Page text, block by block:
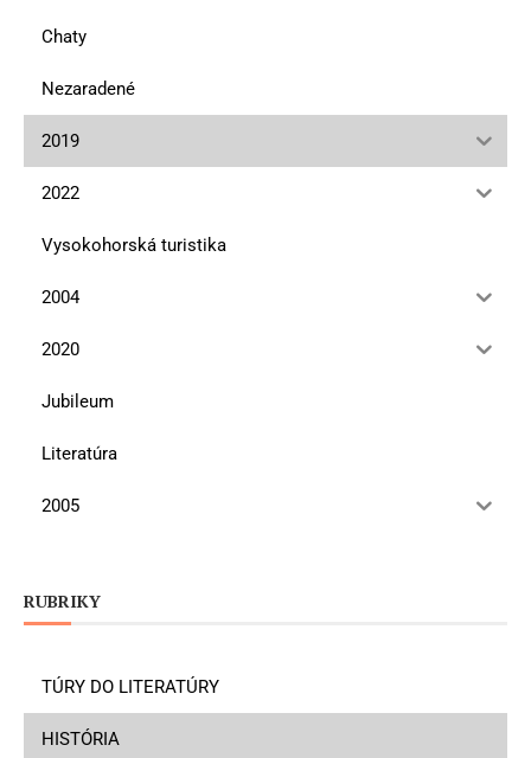
Chaty
Nezaradené
2019
2022
Vysokohorská turistika
2004
2020
Jubileum
Literatúra
2005
RUBRIKY
TÚRY DO LITERATÚRY
HISTÓRIA